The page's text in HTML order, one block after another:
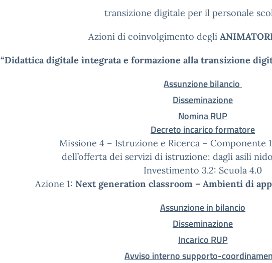
transizione digitale per il personale
Azioni di coinvolgimento degli
“Didattica digitale integrata e formazione alla transizione
Assunzione bilancio
Disseminazione
Nomina RUP
Decreto incarico formatore
Missione 4 – Istruzione e Ricerca – Componente
dell’offerta dei servizi di istruzione: dagli asili
Investimento 3.2: Scuola 4.0
Azione 1: Next generation classroom – Ambienti di
Assunzione in bilancio
Disseminazione
Incarico RUP
Avviso interno supporto-